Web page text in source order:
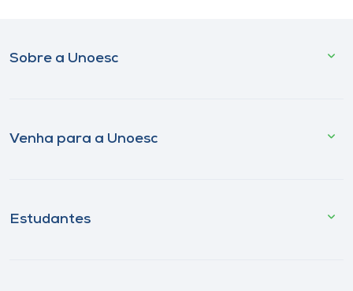
Sobre a Unoesc
Venha para a Unoesc
Estudantes